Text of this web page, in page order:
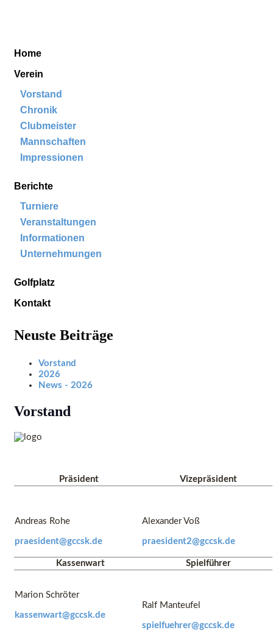
Home
Verein
Vorstand
Chronik
Clubmeister
Mannschaften
Impressionen
Berichte
Turniere
Veranstaltungen
Informationen
Unternehmungen
Golfplatz
Kontakt
Neuste Beiträge
Vorstand
2026
News - 2026
Vorstand
Präsident Vizepräsident
Andreas Rohe
praesident@gccsk.de
Alexander Voß
praesident2@gccsk.de
Kassenwart Spielführer
Marion Schröter
kassenwart@gccsk.de
Ralf Manteufel
spielfuehrer@gccsk.de